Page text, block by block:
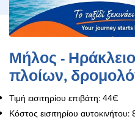
Μήλος - Ηράκλειο
πλοίων,
Τιμή εισιτηρίου επιβάτη: 44€
Κόστος εισιτηρίου αυτοκινήτου: